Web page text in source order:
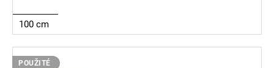
100 cm
POUŽITÉ